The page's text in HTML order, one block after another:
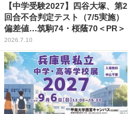
【中学受験2027】四谷大塚、第2
回合不合判定テスト（7/5実施）
偏差値…筑駒74・桜蔭70＜PR＞
2026.7.10